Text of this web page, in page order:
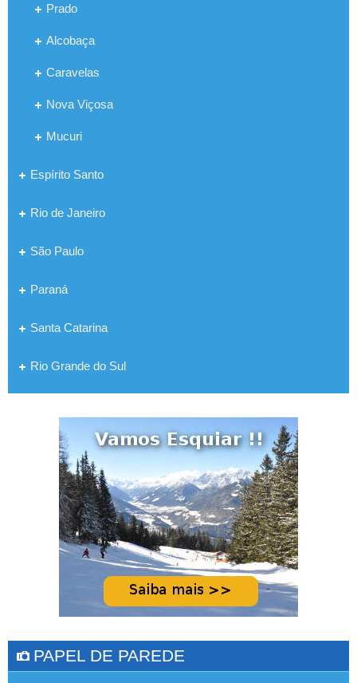
Prado
Alcobaça
Caravelas
Nova Viçosa
Mucuri
Espírito Santo
Rio de Janeiro
São Paulo
Paraná
Santa Catarina
Rio Grande do Sul
PAPEL DE PAREDE